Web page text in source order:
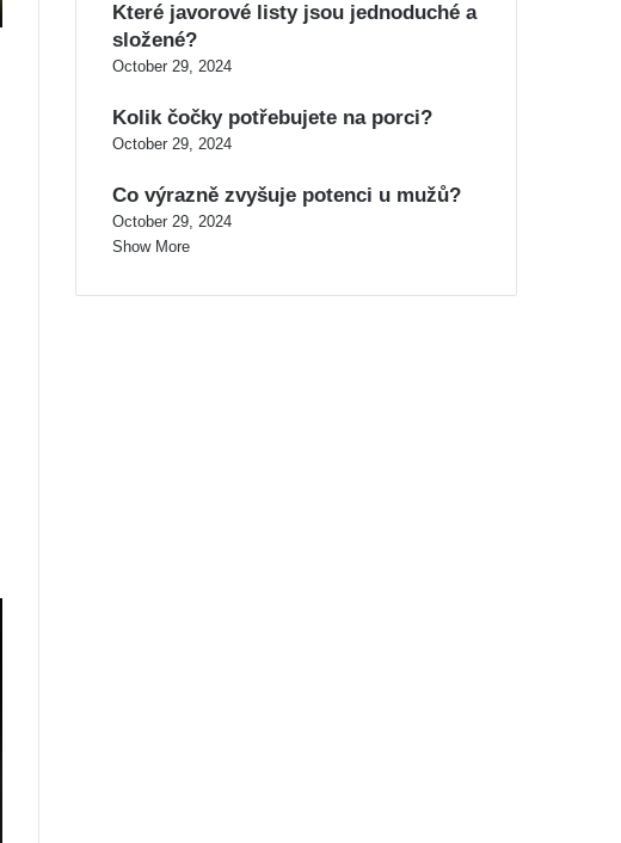
Které javorové listy jsou jednoduché a
složené?
October 29, 2024
Kolik čočky potřebujete na porci?
October 29, 2024
Co výrazně zvyšuje potenci u mužů?
October 29, 2024
Show More